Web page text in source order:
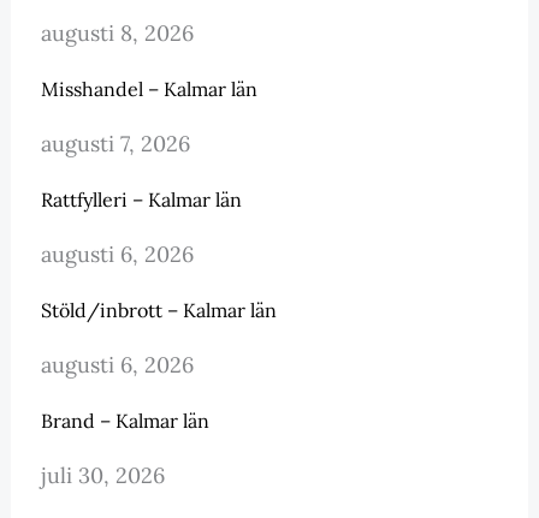
augusti 8, 2026
Misshandel – Kalmar län
augusti 7, 2026
Rattfylleri – Kalmar län
augusti 6, 2026
Stöld/inbrott – Kalmar län
augusti 6, 2026
Brand – Kalmar län
juli 30, 2026